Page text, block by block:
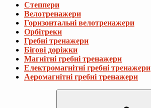
Степпери
Велотренажери
Горизонтальні велотренажери
Орбітреки
Гребні тренажери
Бігові доріжки
Магнітні гребні тренажери
Електромагнітні гребні тренажери
Аеромагнітні гребні тренажери